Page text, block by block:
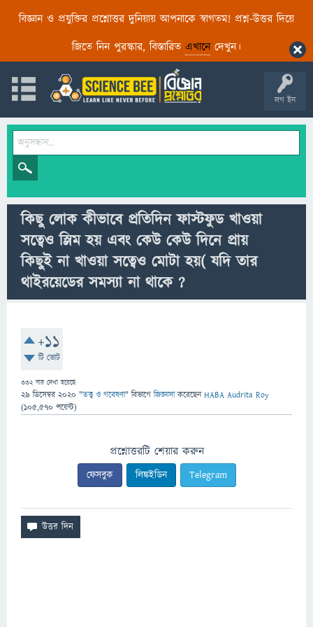
বিজ্ঞান ও প্রযুক্তির প্রশ্নোত্তর দুনিয়ায় আপনাকে স্বাগতম! প্রশ্ন-উত্তর দিয়ে
জিতে নিন পুরস্কার, বিস্তারিত এখানেদেখুন।
লগ ইন
কিছু লোক কীভাবে প্রতিদিন ফাস্টফুড খাওয়া
সত্বেও স্লিম হয় এবং কেউ কেউ দিনে প্রায়
কিছুই না খাওয়া সত্বেও মোটা হয়( যদি তার
থাইরয়েডের সমস্যা না থাকে ?
+11
টি ভোট
332বার দেখা হয়েছে
29 ডিসেম্বর 2020 "তত্ত্ব ও গবেষণা" বিভাগে জিজ্ঞাসাকরেছেনHABA Audrita Roy
(105,570 পয়েন্ট)
প্রশ্নোত্তরটি শেয়ার করুন
ফেসবুক লিঙ্কইডিন Telegram